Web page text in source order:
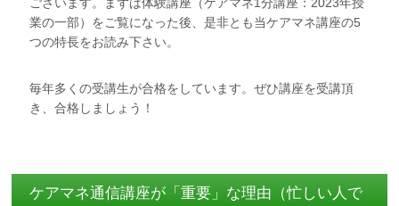
業の一部）をご覧になった後、是非とも当ケアマネ講座の5
つの特長をお読み下さい。
毎年多くの受講生が合格をしています。ぜひ講座を受講頂
き、合格しましょう！
ケアマネ通信講座が「重要」な理由（忙しい人で